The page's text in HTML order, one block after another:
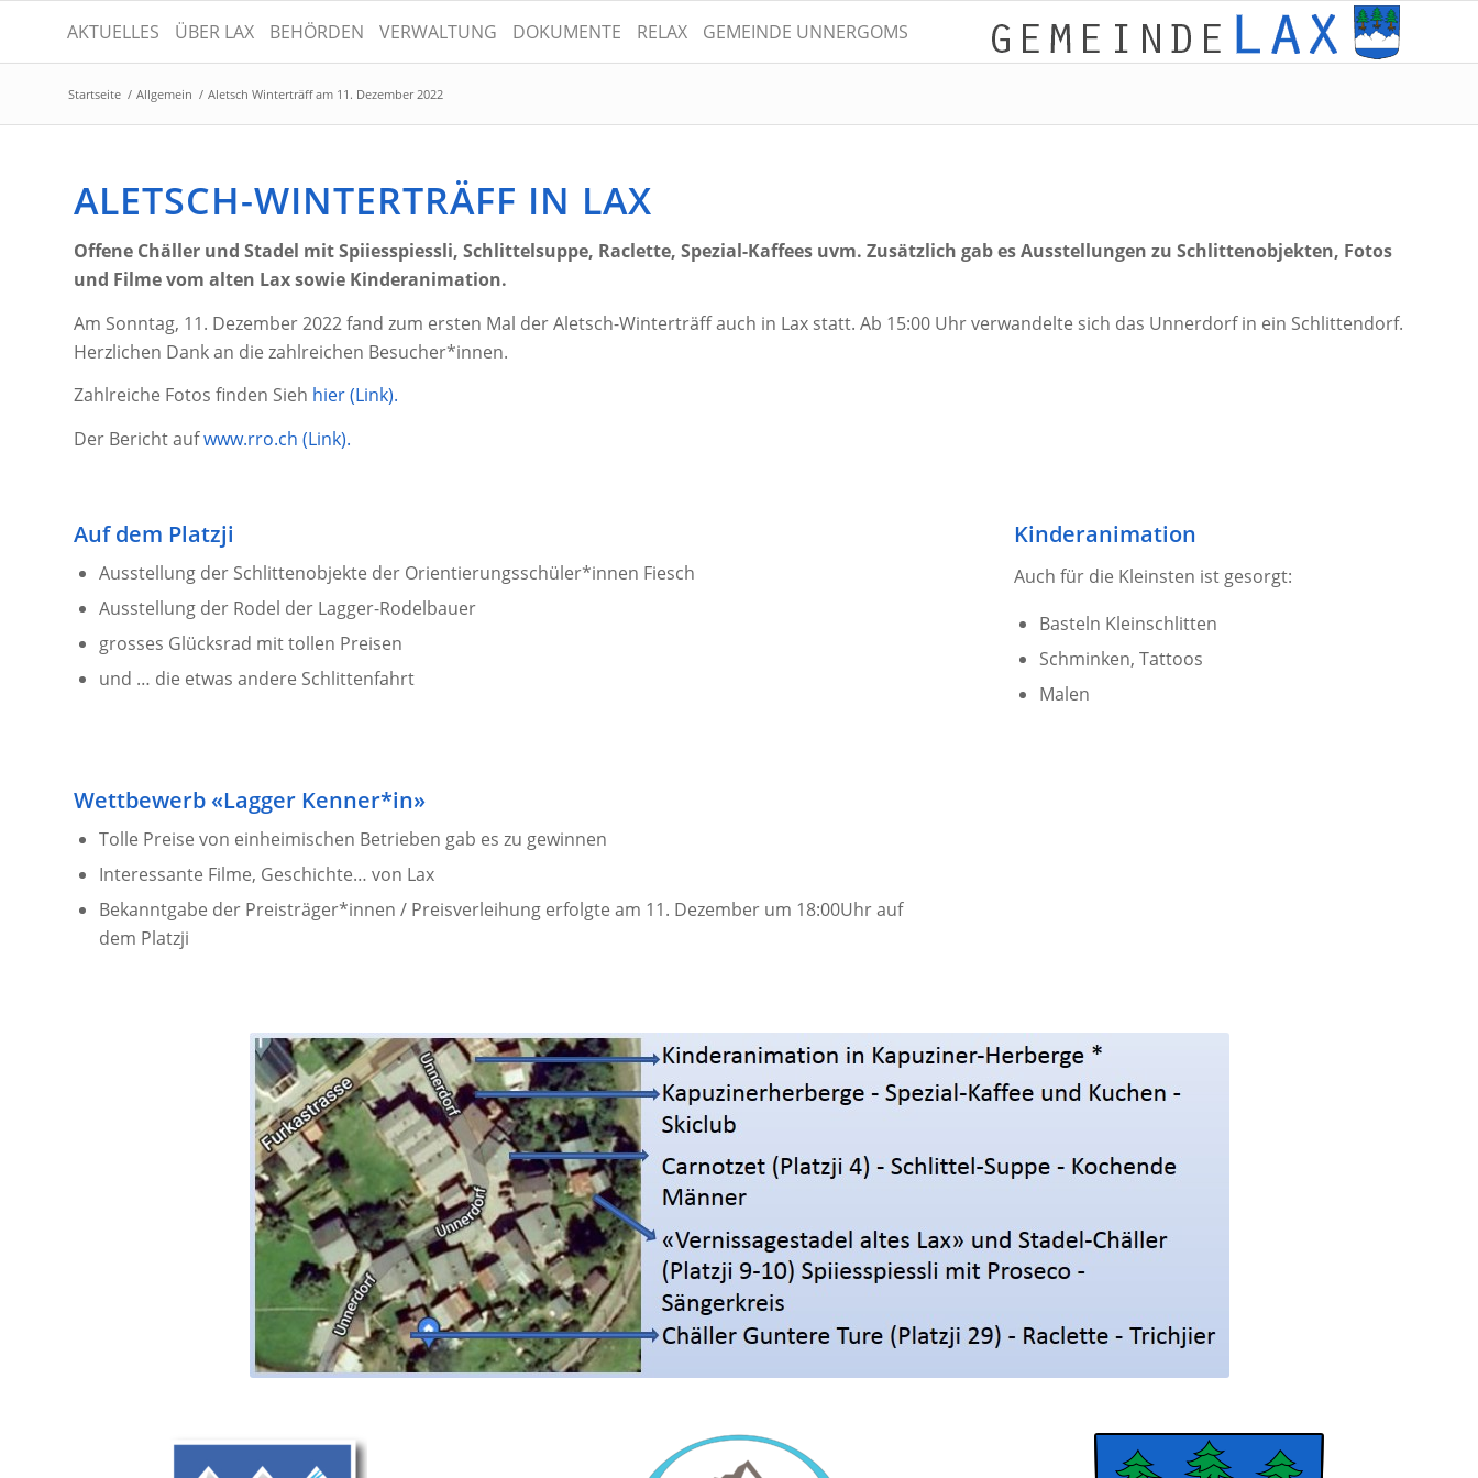
AKTUELLES ÜBER LAX BEHÖRDEN VERWALTUNG DOKUMENTE RELAX GEMEINDE UNNERGOMS
Startseite / Allgemein / Aletsch Winterträff am 11. Dezember 2022
ALETSCH-WINTERTRÄFF IN LAX
Offene Chäller und Stadel mit Spiiesspiessli, Schlittelsuppe, Raclette, Spezial-Kaffees uvm. Zusätzlich gab es Ausstellungen zu Schlittenobjekten, Fotos
und Filme vom alten Lax sowie Kinderanimation.
Am Sonntag, 11. Dezember 2022 fand zum ersten Mal der Aletsch-Winterträff auch in Lax statt. Ab 15:00 Uhr verwandelte sich das Unnerdorf in ein Schlittendorf.
Herzlichen Dank an die zahlreichen Besucher*innen.
Zahlreiche Fotos finden Sieh hier (Link).
Der Bericht aufwww.rro.ch (Link).
Auf dem Platzji
Ausstellung der Schlittenobjekte der Orientierungsschüler*innen Fiesch
Ausstellung der Rodel der Lagger-Rodelbauer
grosses Glücksrad mit tollen Preisen
und … die etwas andere Schlittenfahrt
Kinderanimation
Auch für die Kleinsten ist gesorgt:
Basteln Kleinschlitten
Schminken, Tattoos
Malen
Wettbewerb «Lagger Kenner*in»
Tolle Preise von einheimischen Betrieben gab es zu gewinnen
Interessante Filme, Geschichte… von Lax
Bekanntgabe der Preisträger*innen / Preisverleihung erfolgte am 11. Dezember um 18:00Uhr auf
dem Platzji